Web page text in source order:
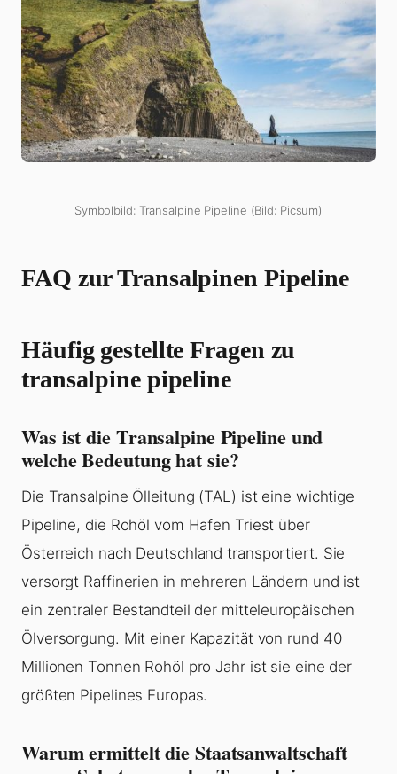
Symbolbild: Transalpine Pipeline (Bild: Picsum)
FAQ zur Transalpinen Pipeline
Häufig gestellte Fragen zu
transalpine pipeline
Was ist die Transalpine Pipeline und
welche Bedeutung hat sie?
Die Transalpine Ölleitung (TAL) ist eine wichtige
Pipeline, die Rohöl vom Hafen Triest über
Österreich nach Deutschland transportiert. Sie
versorgt Raffinerien in mehreren Ländern und ist
ein zentraler Bestandteil der mitteleuropäischen
Ölversorgung. Mit einer Kapazität von rund 40
Millionen Tonnen Rohöl pro Jahr ist sie eine der
größten Pipelines Europas.
Warum ermittelt die Staatsanwaltschaft